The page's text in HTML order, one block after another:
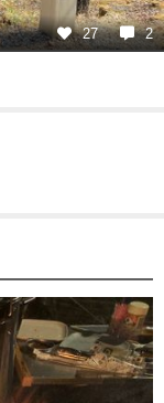
27 2